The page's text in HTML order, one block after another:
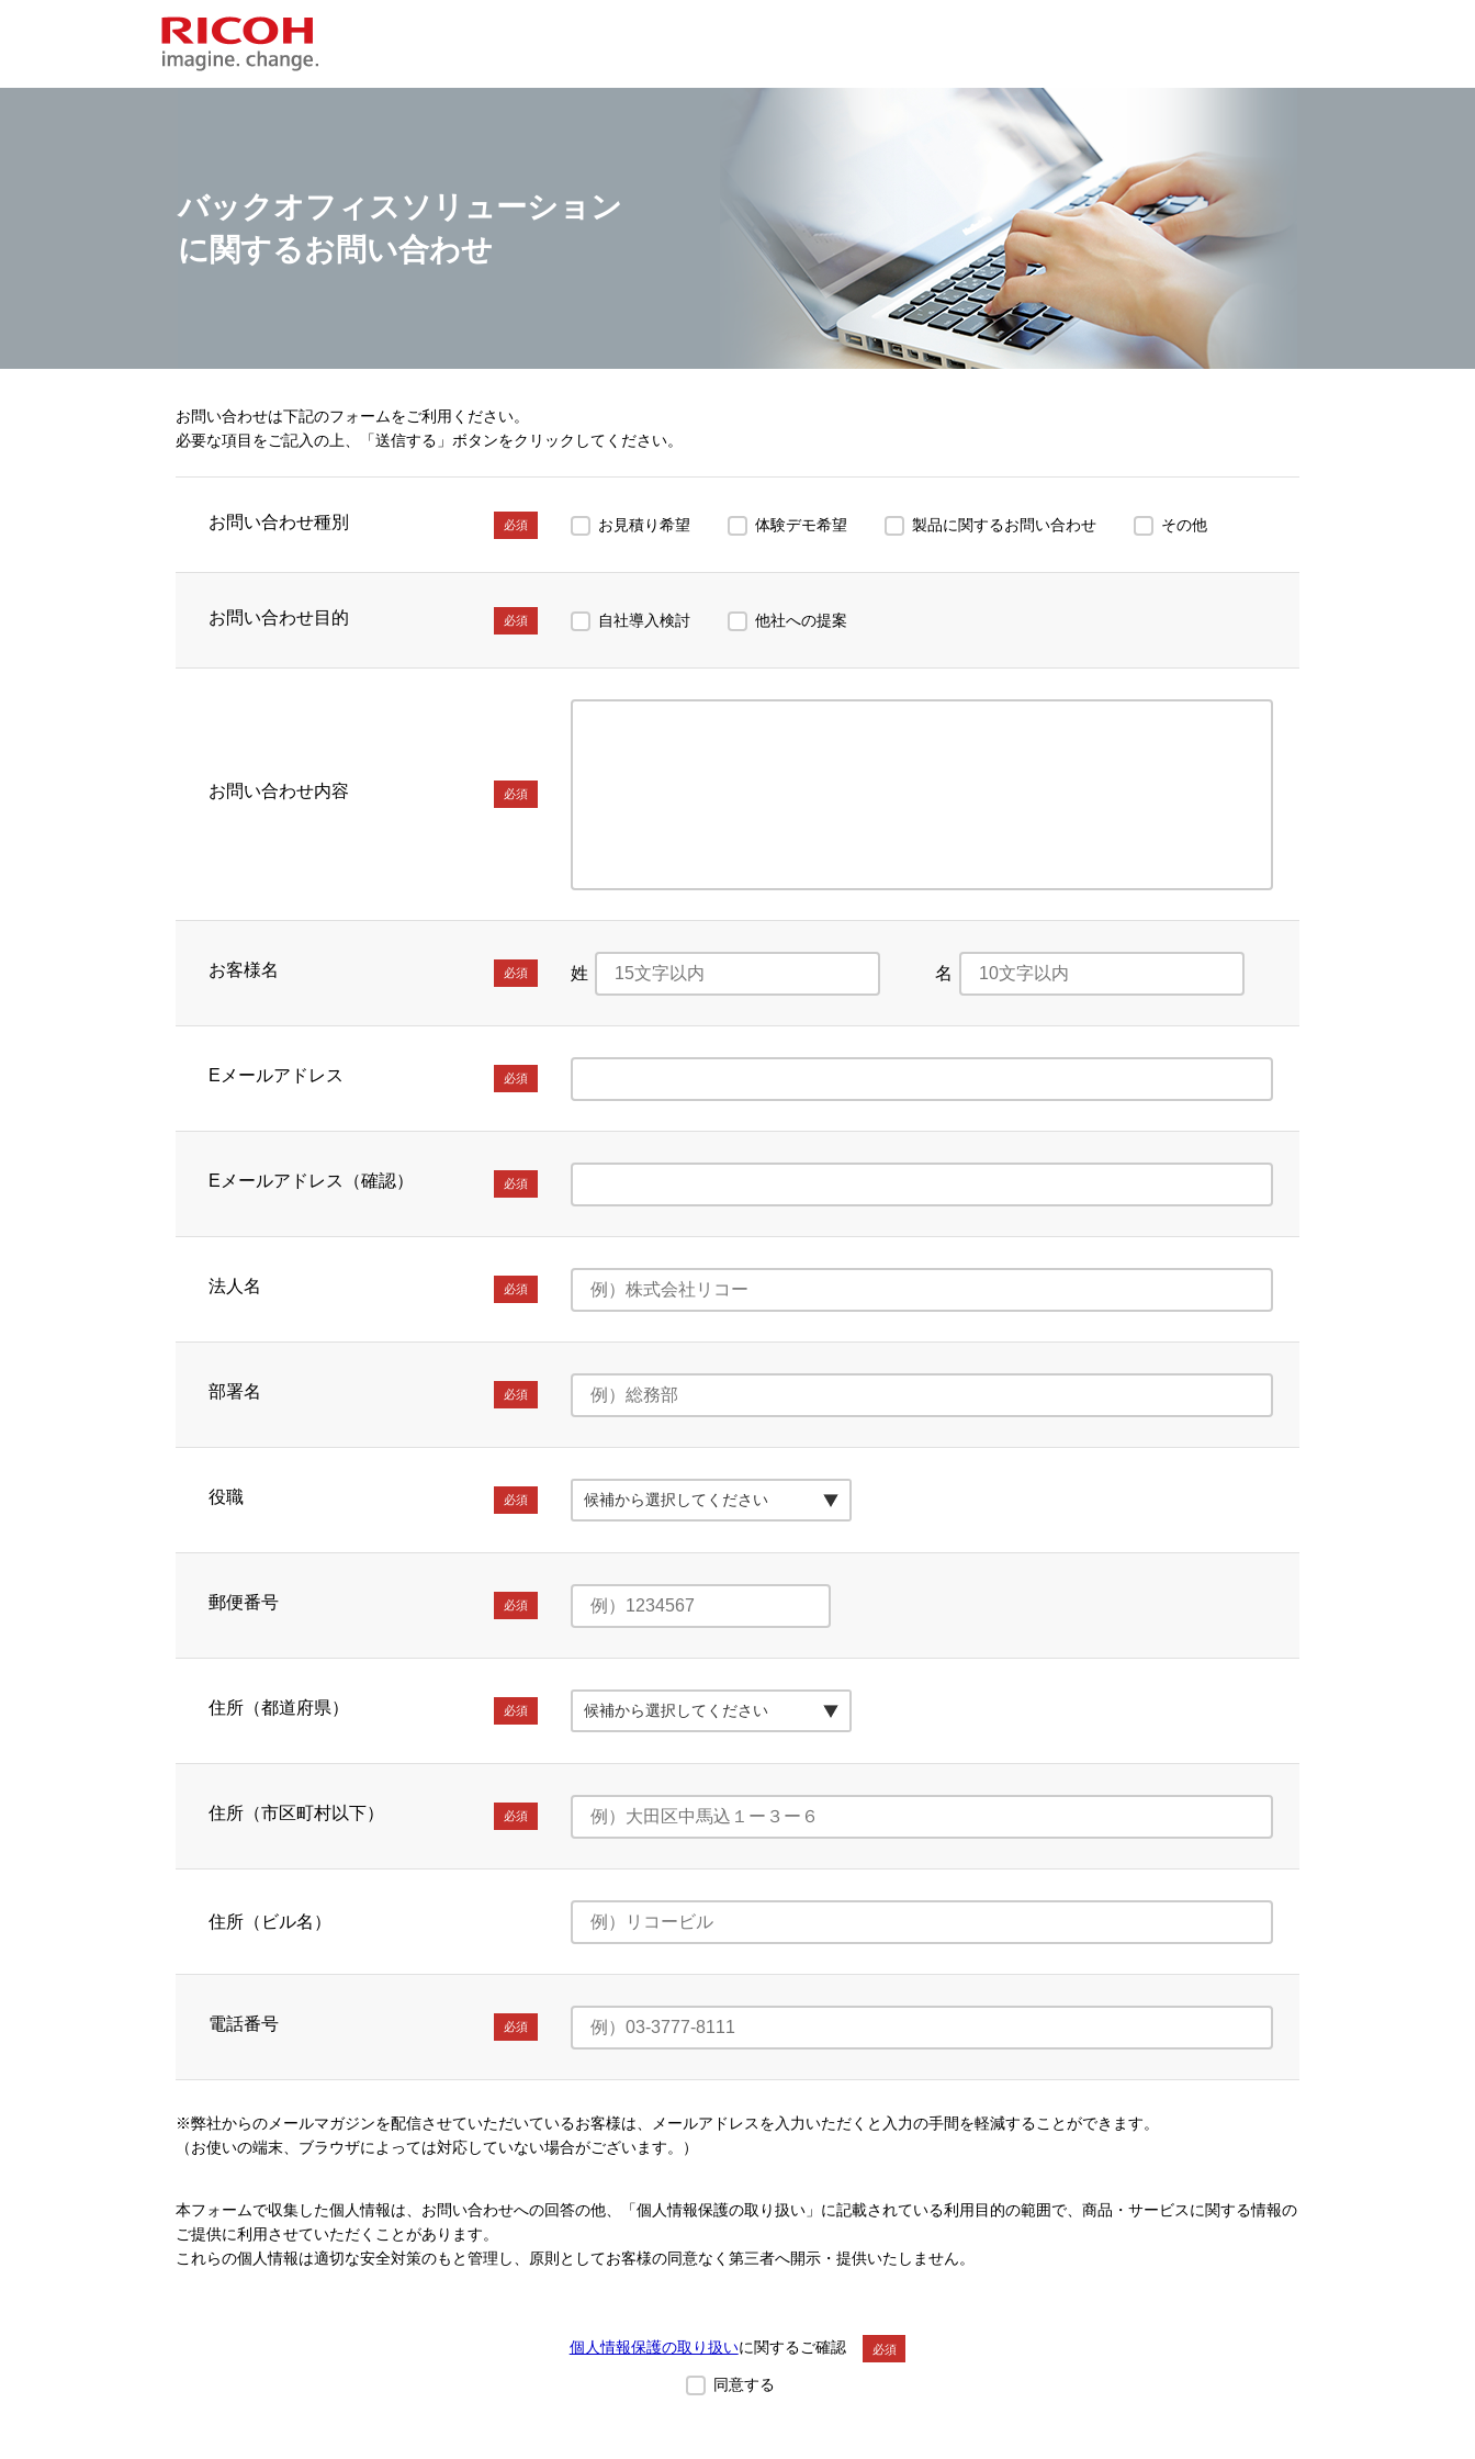
バックオフィスソリューション
に関するお問い合わせ
お問い合わせは下記のフォームをご利用ください。
必要な項目をご記入の上、「送信する」ボタンをクリックしてください。
お問い合わせ種別 必須 お見積り希望 体験デモ希望 製品に関するお問い合わせ その他
お問い合わせ目的 必須 自社導入検討 他社への提案
お問い合わせ内容 必須
お客様名 必須 姓 名
Eメールアドレス 必須
Eメールアドレス（確認） 必須
法人名 必須
部署名 必須
役職 必須
郵便番号 必須
住所（都道府県） 必須
住所（市区町村以下） 必須
住所（ビル名）
電話番号 必須
※弊社からのメールマガジンを配信させていただいているお客様は、メールアドレスを入力いただくと入力の手間を軽減することができます。
（お使いの端末、ブラウザによっては対応していない場合がございます。）
本フォームで収集した個人情報は、お問い合わせへの回答の他、「個人情報保護の取り扱い」に記載されている利用目的の範囲で、商品・サービスに関する情報の
ご提供に利用させていただくことがあります。
これらの個人情報は適切な安全対策のもと管理し、原則としてお客様の同意なく第三者へ開示・提供いたしません。
個人情報保護の取り扱いに関するご確認 必須
同意する